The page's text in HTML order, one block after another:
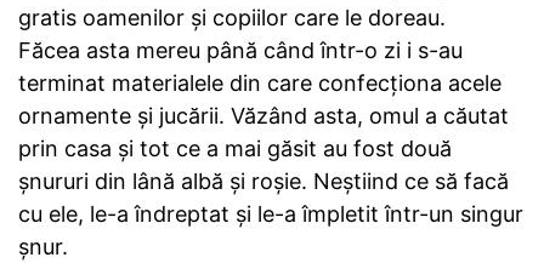
gratis oamenilor și copiilor care le doreau.
Făcea asta mereu până când într-o zi i s-au
terminat materialele din care confecționa acele
ornamente și jucării. Văzând asta, omul a căutat
prin casa şi tot ce a mai găsit au fost două
şnururi din lână albă şi roşie. Neştiind ce să facă
cu ele, le-a îndreptat şi le-a împletit într-un singur
șnur.